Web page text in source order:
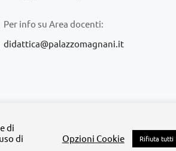
Per info su Area docenti:
didattica@palazzomagnani.it
di
di
Opzioni Cookie Rifiuta tutti